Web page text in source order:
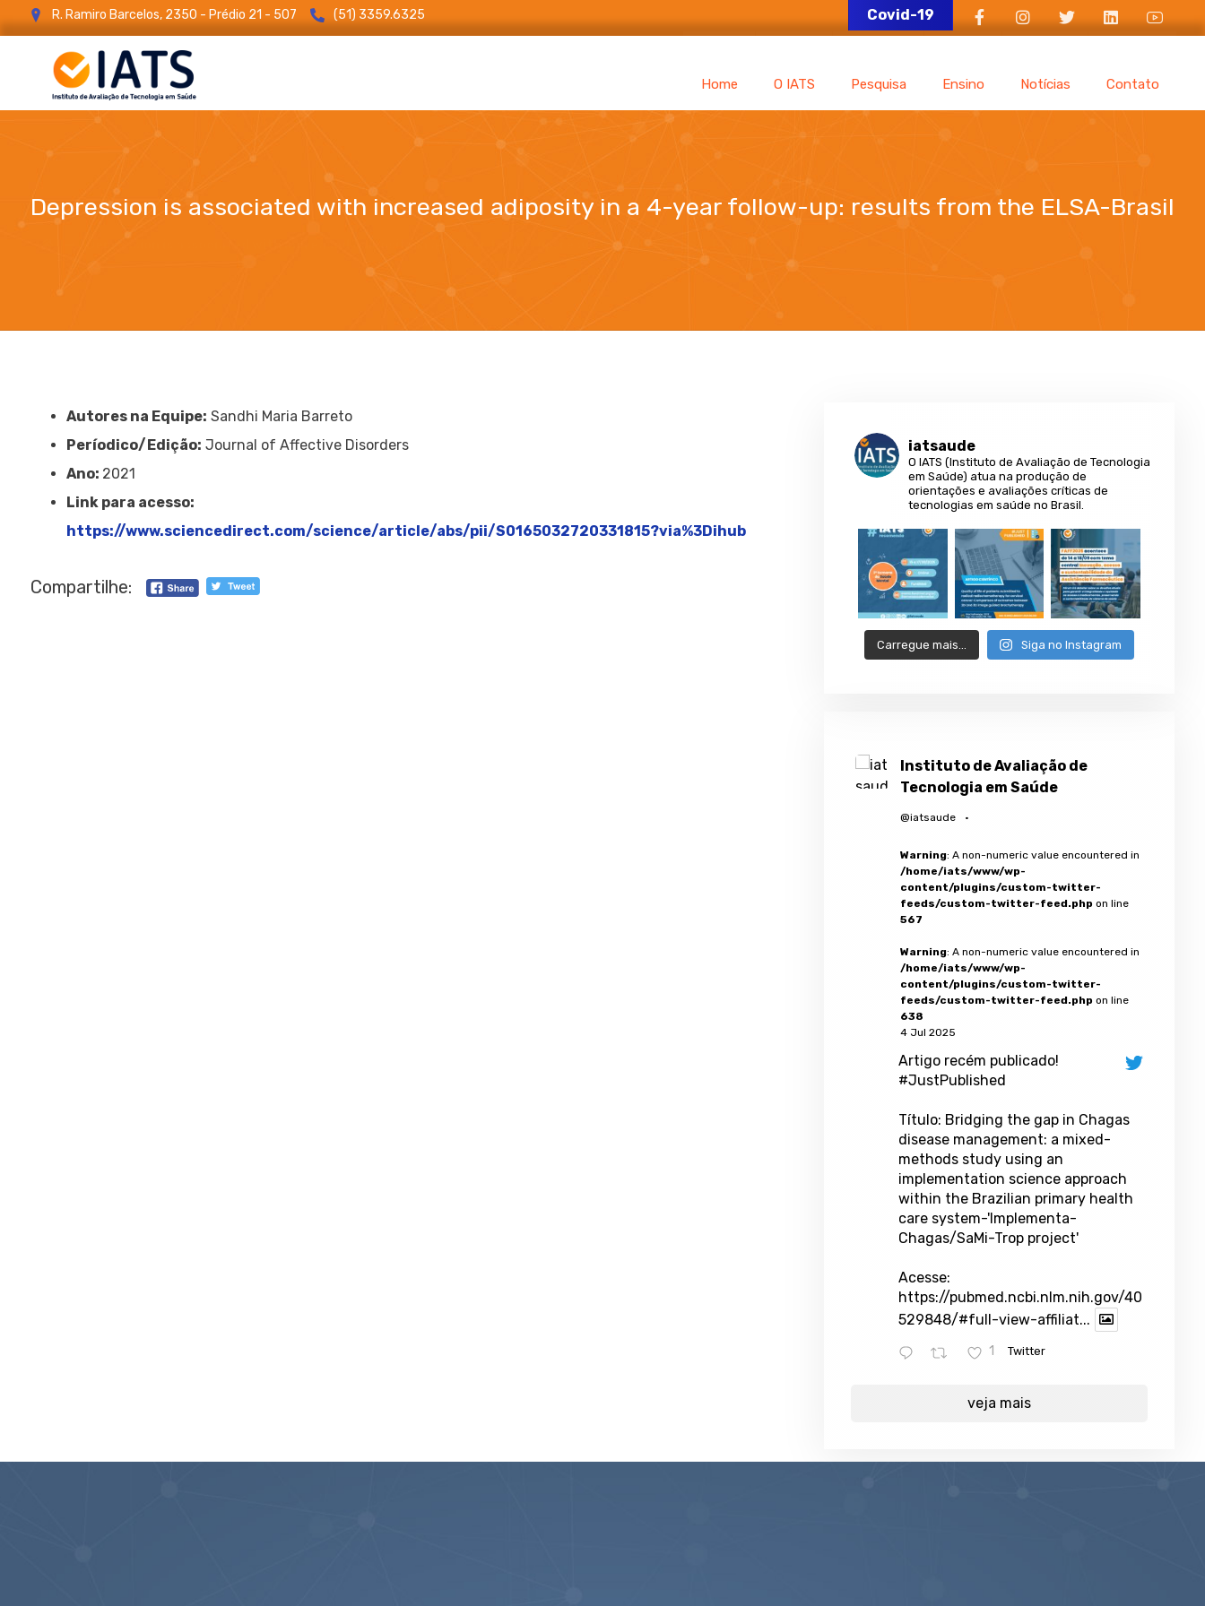
R. Ramiro Barcelos, 2350 - Prédio 21 - 507 (51) 3359.6325 Covid-19
Home O IATS Pesquisa Ensino Notícias Contato
Depression is associated with increased adiposity in a 4-year follow-up: results from the ELSA-Brasil
Depression is associated with increased adiposity in a 4-year follow-up: results from the ELSA-Brasil
Autores na Equipe: Sandhi Maria Barreto
Períodico/Edição: Journal of Affective Disorders
Ano: 2021
Link para acesso:
https://www.sciencedirect.com/science/article/abs/pii/S0165032720331815?via%3Dihub
Compartilhe:
iatsaude
O IATS (Instituto de Avaliação de Tecnologia
em Saúde) atua na produção de
orientações e avaliações críticas de
tecnologias em saúde no Brasil.
Carregue mais… Siga no Instagram
Instituto de Avaliação de
Tecnologia em Saúde
@iatsaude ·
Warning: A non-numeric value encountered in
/home/iats/www/wp-
content/plugins/custom-twitter-
feeds/custom-twitter-feed.php on line
567
Warning: A non-numeric value encountered in
/home/iats/www/wp-
content/plugins/custom-twitter-
feeds/custom-twitter-feed.php on line
638
4 Jul 2025
Artigo recém publicado!
#JustPublished
Título: Bridging the gap in Chagas
disease management: a mixed-
methods study using an
implementation science approach
within the Brazilian primary health
care system-'Implementa-
Chagas/SaMi-Trop project'
Acesse:
https://pubmed.ncbi.nlm.nih.gov/40
529848/#full-view-affiliat...
1 Twitter
veja mais